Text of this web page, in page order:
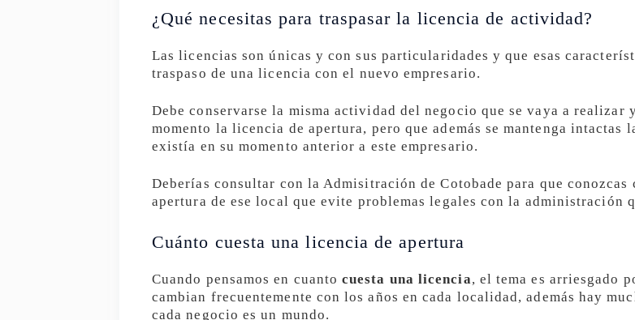
¿Qué necesitas para traspasar la licencia de actividad?
Las licencias son únicas y con sus particularidades y que esas
traspaso de una licencia con el nuevo empresario.
Debe conservarse la misma actividad del negocio que se vaya a
momento la licencia de apertura, pero que además se mantenga
existía en su momento anterior a este empresario.
Deberías consultar con la Admisitración de Cotobade para que
apertura de ese local que evite problemas legales con la administración
Cuánto cuesta una licencia de apertura
Cuando pensamos en cuantocuesta una licencia, el tema es arriesgado
cambian frecuentemente con los años en cada localidad, además hay
cada negocio es un mundo.